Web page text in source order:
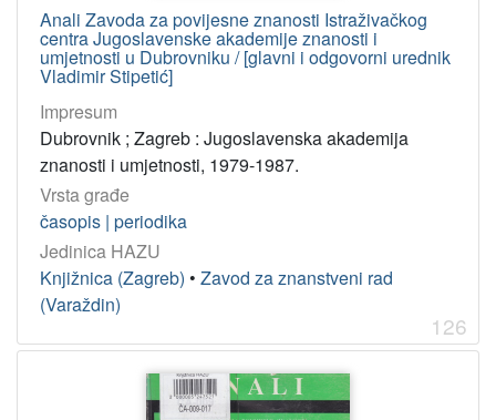
Anali Zavoda za povijesne znanosti Istraživačkog
centra Jugoslavenske akademije znanosti i
umjetnosti u Dubrovniku / [glavni i odgovorni urednik
Vladimir Stipetić]
Impresum
Dubrovnik ; Zagreb : Jugoslavenska akademija
znanosti i umjetnosti, 1979-1987.
Vrsta građe
časopis | periodika
Jedinica HAZU
Knjižnica (Zagreb) • Zavod za znanstveni rad
(Varaždin)
126